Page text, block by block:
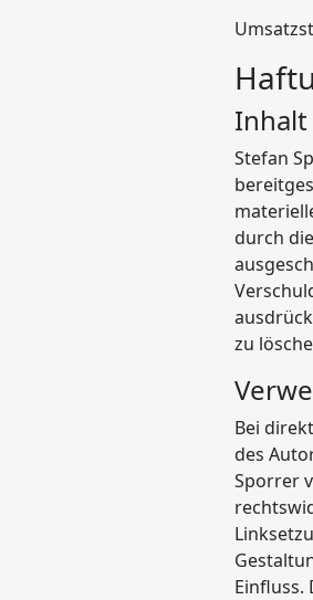
Inhalt
Stefan
durch
zu
Bei
des
Sporrer
Einfluss.